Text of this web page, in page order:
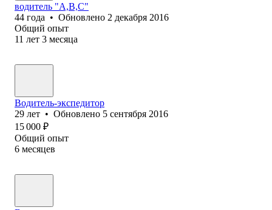
водитель "А,В,С"
44 года • Обновлено 2 декабря 2016
Общий опыт
11 лет 3 месяца
Водитель-экспедитор
29 лет • Обновлено 5 сентября 2016
15 000 ₽
Общий опыт
6 месяцев